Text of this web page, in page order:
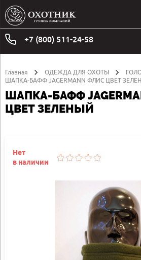
+7 (800) 511-24-58
Главная ОДЕЖДА ДЛЯ ОХОТЫ
ШАПКА-БАФФ JAGERMANN ФЛИС ЦВЕТ
ШАПКА-БАФФ
ЦВЕТ ЗЕЛЕНЫЙ
Нет
в наличии